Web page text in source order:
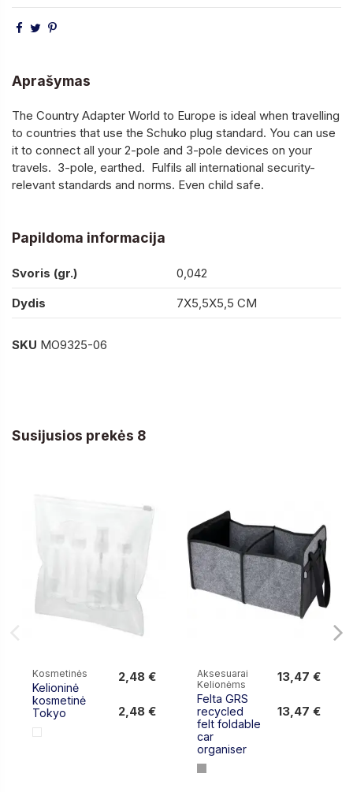
Aprašymas
The Country Adapter World to Europe is ideal when travelling
to countries that use the Schuko plug standard. You can use
it to connect all your 2-pole and 3-pole devices on your
travels. 3-pole, earthed. Fulfils all international security-
relevant standards and norms. Even child safe.
Papildoma informacija
Svoris (gr.)
0,042
Dydis
7X5,5X5,5 CM
SKU MO9325-06
Susijusios prekės 8
Kosmetinės
Kelioninė
kosmetinė
Tokyo
2,48 €
2,48 €
Aksesuarai
Kelionėms
Felta GRS
recycled
felt foldable
car
organiser
13,47 €
13,47 €